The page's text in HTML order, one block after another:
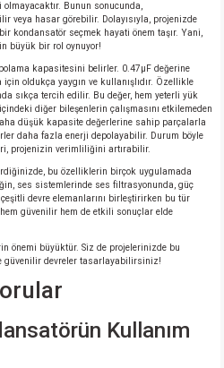
Bunun sonucunda,
veya hasar görebilir. Dolayısıyla, projenizde
kondansatör seçmek hayati önem taşır. Yani,
büyük bir rol oynuyor!
kapasitesini belirler. 0.47µF değerine
oldukça yaygın ve kullanışlıdır. Özellikle
sıkça tercih edilir. Bu değer, hem yeterli yük
diğer bileşenlerin çalışmasını etkilemeden
düşük kapasite değerlerine sahip parçalarla
daha fazla enerji depolayabilir. Durum böyle
projenizin verimliliğini artırabilir.
bu özelliklerin birçok uygulamada
ses sistemlerinde ses filtrasyonunda, güç
devre elemanlarını birleştirirken bu tür
güvenilir hem de etkili sonuçlar elde
önemi büyüktür. Siz de projelerinizde bu
güvenilir devreler tasarlayabilirsiniz!
Kullanım